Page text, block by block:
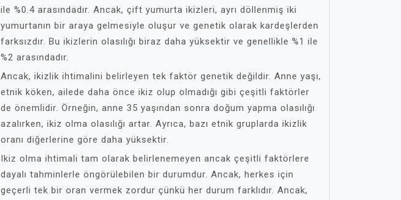
ile %0.4 arasındadır. Ancak, çift yumurta ikizleri, ayrı döllenmiş iki
yumurtanın bir araya gelmesiyle oluşur ve genetik olarak kardeşlerden
farksızdır. Bu ikizlerin olasılığı biraz daha yüksektir ve genellikle %1 ile
%2 arasındadır.
Ancak, ikizlik ihtimalini belirleyen tek faktör genetik değildir. Anne yaşı,
etnik köken, ailede daha önce ikiz olup olmadığı gibi çeşitli faktörler
de önemlidir. Örneğin, anne 35 yaşından sonra doğum yapma olasılığı
azalırken, ikiz olma olasılığı artar. Ayrıca, bazı etnik gruplarda ikizlik
oranı diğerlerine göre daha yüksektir.
Ikiz olma ihtimali tam olarak belirlenemeyen ancak çeşitli faktörlere
dayalı tahminlerle öngörülebilen bir durumdur. Ancak, herkes için
geçerli tek bir oran vermek zordur çünkü her durum farklıdır. Ancak,